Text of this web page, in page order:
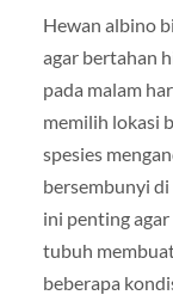
Hewan albino
agar bertahan
pada malam
memilih lokasi
spesies
bersembunyi
ini penting
tubuh
beberapa